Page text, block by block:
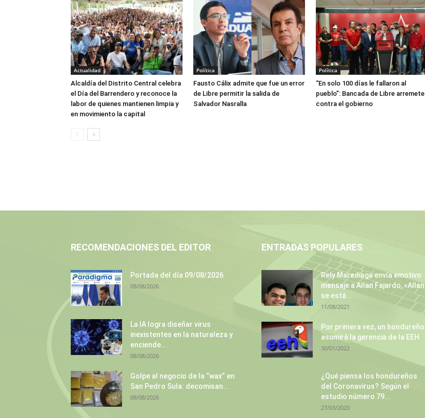
Actualidad
Alcaldía del Distrito Central celebra
el Día del Barrendero y reconoce la
labor de quienes mantienen limpia y
en movimiento la capital
Política
Fausto Cálix admite que fue un error
de Libre permitir la salida de
Salvador Nasralla
Política
“En solo 100 días le fallaron al
pueblo”: Bancada de Libre arremete
contra el gobierno
RECOMENDACIONES DEL EDITOR
Portada del día 09/08/2026
08/08/2026
La IA logra diseñar virus
inexistentes en la naturaleza y
enciende...
08/08/2026
Golpe al negocio de la “wax” en
San Pedro Sula: decomisan...
08/08/2026
ENTRADAS POPULARES
Rely Maradiaga envía emotivo
mensaje a Allan Fajardo, «Allan
se está...
11/08/2021
Por primera vez, un hondureño
asumirá la gerencia de la EEH
30/01/2022
¿Qué piensa los hondureños
del Coronavirus? Según el
estudio número 79...
27/03/2020